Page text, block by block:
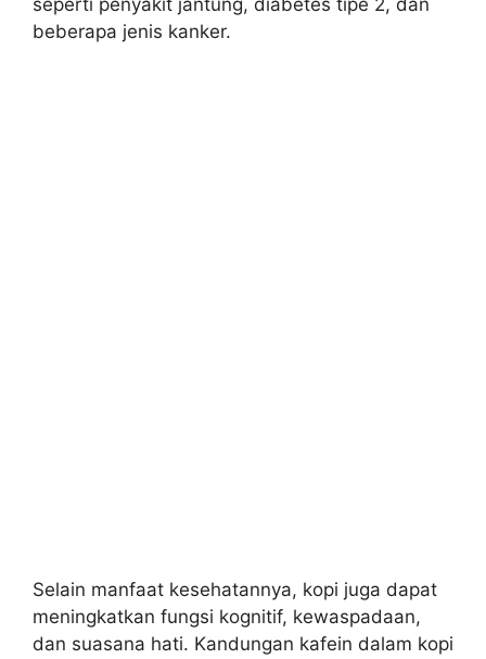
beberapa jenis kanker.
Selain manfaat kesehatannya, kopi juga dapat
meningkatkan fungsi kognitif, kewaspadaan,
dan suasana hati. Kandungan kafein dalam kopi